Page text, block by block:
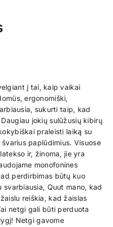
į tai, kaip vaikai
ergonomiški,
sukurti taip, kad
jokių sulūžusių kibirų
praleisti laiką su
paplūdimius. Visuose
ir, žinoma, jie yra
monofonines
perdirbimas būtų kuo
svarbiausia, Quut mano, kad
reiškia, kad žaislas
netgi gali būti perduota
Netgi gavome